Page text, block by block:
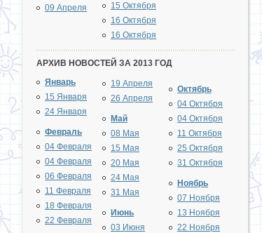
09 Апреля
15 Октября
16 Октября
16 Октября
АРХИВ НОВОСТЕЙ ЗА 2013 ГОД
Январь
15 Января
24 Января
Февраль
04 Февраля
04 Февраля
06 Февраля
11 Февраля
18 Февраля
22 Февраля
19 Апреля
26 Апреля
Май
08 Мая
15 Мая
20 Мая
24 Мая
31 Мая
Июнь
03 Июня
Октябрь
04 Октября
04 Октября
11 Октября
25 Октября
31 Октября
Ноябрь
07 Ноября
13 Ноября
22 Ноября